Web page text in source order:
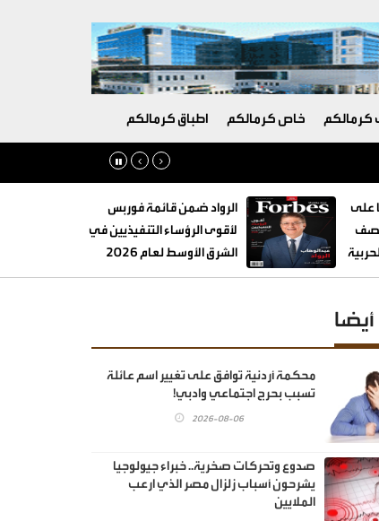
كرمالكم خاص كرمالكم اطباق كرمالكم
على
الرواد ضمن قائمة فوربس
لأقوى الرؤساء التنفيذيين في
الشرق الأوسط لعام 2026
أيضا
محكمة أردنية توافق على تغيير اسم عائلة
تسبب بحرج اجتماعي وادبي!
2026-08-06
صدوع وتحركات صخرية.. خبراء جيولوجيا
يشرحون أسباب زلزال مصر الذي ارعب
الملايين